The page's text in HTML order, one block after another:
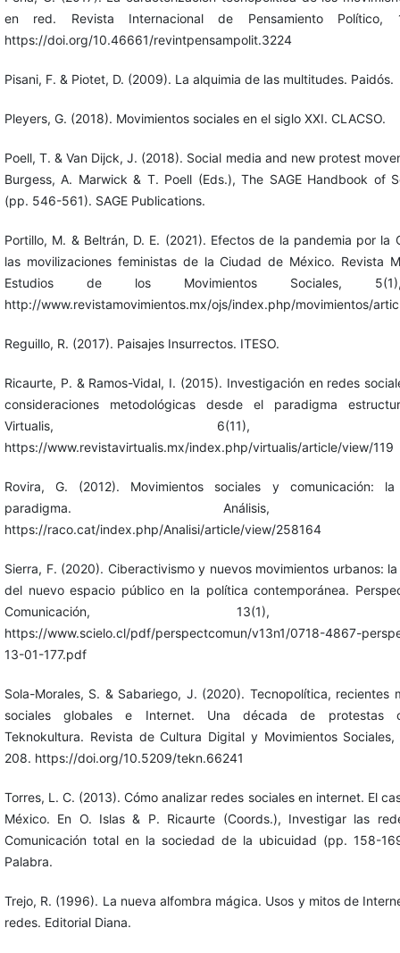
en red. Revista Internacional de Pensamiento Político,
https://doi.org/10.46661/revintpensampolit.3224
Pisani, F. & Piotet, D. (2009). La alquimia de las multitudes. Paidós.
Pleyers, G. (2018). Movimientos sociales en el siglo XXI. CLACSO.
Poell, T. & Van Dijck, J. (2018). Social media and new protest
Burgess, A. Marwick & T. Poell (Eds.), The SAGE Handbook of
(pp. 546-561). SAGE Publications.
Portillo, M. & Beltrán, D. E. (2021). Efectos de la pandemia por la
las movilizaciones feministas de la Ciudad de México. Revista
Estudios de los Movimientos Sociales,
http://www.revistamovimientos.mx/ojs/index.php/movimientos/
Reguillo, R. (2017). Paisajes Insurrectos. ITESO.
Ricaurte, P. & Ramos-Vidal, I. (2015). Investigación en redes
consideraciones metodológicas desde el paradigma
Virtualis, 6(11), 165-
https://www.revistavirtualis.mx/index.php/virtualis/article/view/119
Rovira, G. (2012). Movimientos sociales y comunicación:
paradigma. Análisis,
https://raco.cat/index.php/Analisi/article/view/258164
Sierra, F. (2020). Ciberactivismo y nuevos movimientos urbanos:
del nuevo espacio público en la política contemporánea.
Comunicación, 13(1),
https://www.scielo.cl/pdf/perspectcomun/v13n1/0718-4867-
13-01-177.pdf
Sola-Morales, S. & Sabariego, J. (2020). Tecnopolítica, recientes
sociales globales e Internet. Una década de protestas
Teknokultura. Revista de Cultura Digital y Movimientos
208. https://doi.org/10.5209/tekn.66241
Torres, L. C. (2013). Cómo analizar redes sociales en internet. El
México. En O. Islas & P. Ricaurte (Coords.), Investigar las
Comunicación total en la sociedad de la ubicuidad (pp. 158-
Palabra.
Trejo, R. (1996). La nueva alfombra mágica. Usos y mitos de
redes. Editorial Diana.